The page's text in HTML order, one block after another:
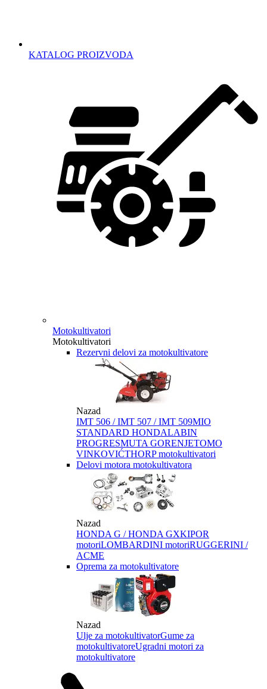
KATALOG PROIZVODA
Motokultivatori
Motokultivatori
Rezervni delovi za motokultivatore
Nazad
IMT 506 / IMT 507 / IMT 509MIO
STANDARD HONDALABIN
PROGRESMUTA GORENJETOMO
VINKOVIĆTHORP motokultivatori
Delovi motora motokultivatora
Nazad
HONDA G / HONDA GXKIPOR
motoriLOMBARDINI motoriRUGGERINI /
ACME
Oprema za motokultivatore
Nazad
Ulje za motokultivatorGume za
motokultivatoreUgradni motori za
motokultivatore